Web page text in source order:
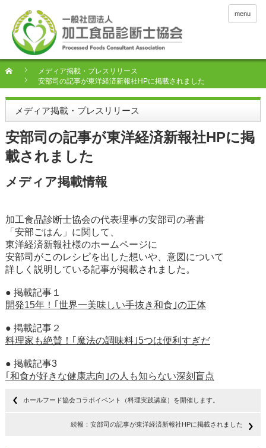
menu
メディア掲載・プレスリリース
安部司の記事が東洋経済新報社HPに掲載されました
メディア掲載・プレスリリース
安部司の記事が東洋経済新報社HPに掲
載されました
メディア掲載情報
加工食品診断士協会の代表理事の安部司の著書
「安部ごはん」に関して、
東洋経済新報社様のホームページに
安部司がこのレシピを出した想いや、意図について
詳しく説明している記事が掲載されました。
● 掲載記事１
開発15年！｢世界一美味しい手抜き和食｣の正体
● 掲載記事２
料理家も絶賛！｢魔法の調味料｣5つは便利すぎだ
● 掲載記事3
｢和食が好きな健康志向｣の人も知らない深刻盲点
ホールフード協会コラボイベント（料理実践講座）を開催します。
続報：安部司の記事が東洋経済新報社HPに掲載されました